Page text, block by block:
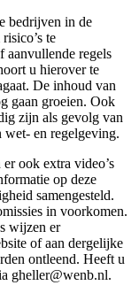
bedrijven in de
te
regels
u hierover te
De inhoud van
gaan groeien. Ook
zijn als gevolg van
en regelgeving.
ook extra video’s
op deze
samengesteld.
in voorkomen.
wijzen er
of aan dergelijke
ontleend. Heeft u
gheller@wenb.nl.